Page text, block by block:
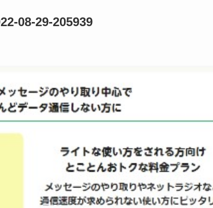
08-29-205939